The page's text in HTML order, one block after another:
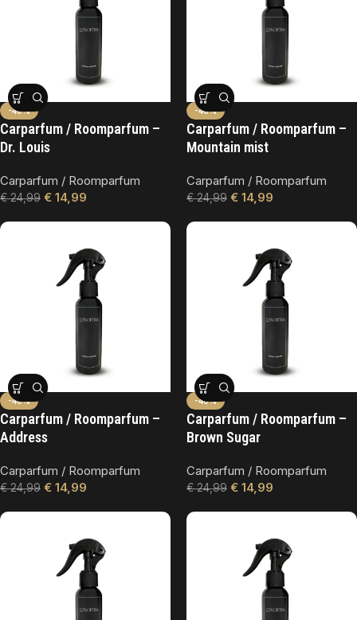
-40%
Carparfum / Roomparfum –
Dr. Louis
Carparfum / Roomparfum
€24,99 € 14,99
-40%
Carparfum / Roomparfum –
Mountain mist
Carparfum / Roomparfum
€24,99 € 14,99
-40%
Carparfum / Roomparfum –
Address
Carparfum / Roomparfum
€24,99 € 14,99
-40%
Carparfum / Roomparfum –
Brown Sugar
Carparfum / Roomparfum
€24,99 € 14,99